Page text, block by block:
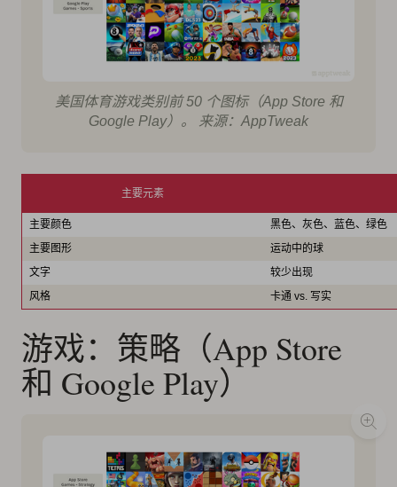
美国体育游戏类别前 50 个图标（App Store 和
Google Play）。 来源：AppTweak
主要元素
主要颜色
黑色、灰色、蓝色、绿色
主要图形
运动中的球
文字
较少出现
风格
卡通 vs. 写实
游戏：策略（App Store
和 Google Play）